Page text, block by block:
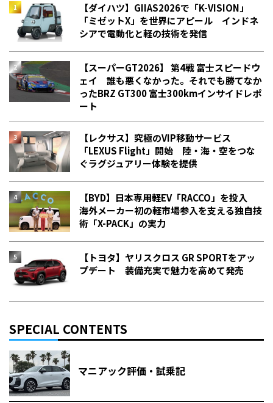
【ダイハツ】GIIAS2026で「K-VISION」
「ミゼットX」を世界にアピール インドネ
シアで電動化と軽の技術を発信
【スーパーGT2026】 第4戦 富士スピードウ
ェイ 誰も悪くなかった。それでも勝てなか
った――BRZ GT300 富士300kmインサイドレポ
ート
【レクサス】究極のVIP移動サービス
「LEXUS Flight」開始 陸・海・空をつな
ぐラグジュアリー体験を提供
【BYD】日本専用軽EV「RACCO」を投入
海外メーカー初の軽市場参入を支える独自技
術「X-PACK」の実力
【トヨタ】ヤリスクロス GR SPORTをアッ
プデート 装備充実で魅力を高めて発売
SPECIAL CONTENTS
マニアック評価・試乗記